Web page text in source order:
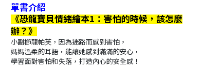
單書介紹
《恐龍寶貝情緒繪本1：害怕的時候，該怎麼
辦？》
小副櫛龍帕芙，因為迷路而感到害怕，
媽媽溫柔的耳語，能讓她感到滿滿的安心，
學習面對害怕和失落，打造內心的安全感！